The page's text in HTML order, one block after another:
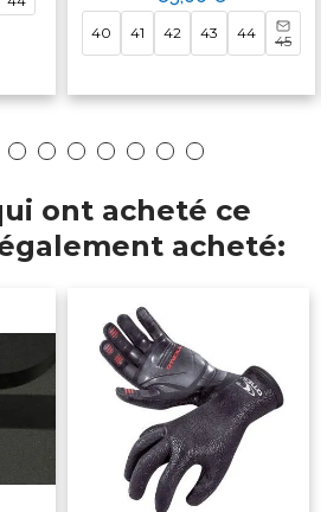
40 41 42 43 44 45
ont acheté ce
acheté: